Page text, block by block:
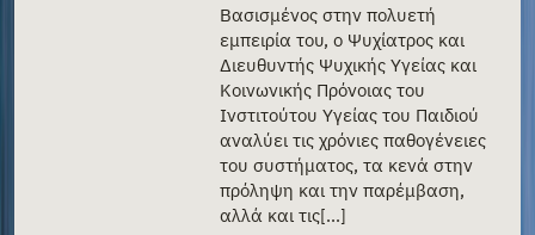
Βασισμένος στην πολυετή
εμπειρία του, ο Ψυχίατρος και
Διευθυντής Ψυχικής Υγείας και
Κοινωνικής Πρόνοιας του
Ινστιτούτου Υγείας του Παιδιού
αναλύει τις χρόνιες παθογένειες
του συστήματος, τα κενά στην
πρόληψη και την παρέμβαση,
αλλά και τις[...]